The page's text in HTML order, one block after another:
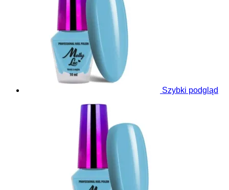
Szybki podgląd